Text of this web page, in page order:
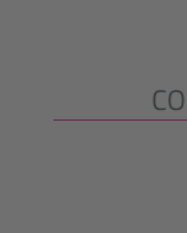
Ignorer la